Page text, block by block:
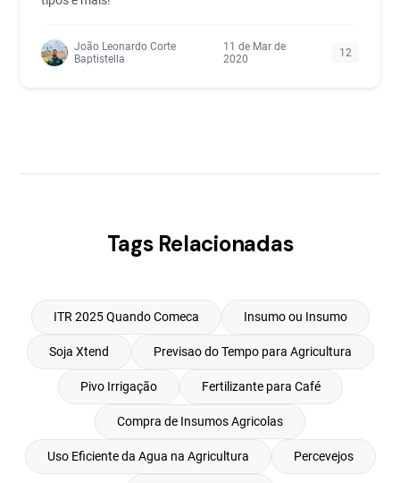
João Leonardo Corte
Baptistella
11 de Mar de
2020
12
Tags Relacionadas
ITR 2025 Quando Comeca Insumo ou Insumo
Soja Xtend Previsao do Tempo para Agricultura
Pivo Irrigação Fertilizante para Café
Compra de Insumos Agricolas
Uso Eficiente da Agua na Agricultura Percevejos